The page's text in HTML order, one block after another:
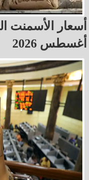
أغسطس 2026